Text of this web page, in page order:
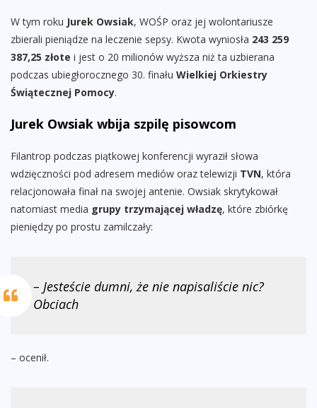
W tym roku Jurek Owsiak, WOŚP oraz jej wolontariusze
zbierali pieniądze na leczenie sepsy. Kwota wyniosła 243 259
387,25 złote i jest o 20 milionów wyższa niż ta uzbierana
podczas ubiegłorocznego 30. finału Wielkiej Orkiestry
Świątecznej Pomocy.
Jurek Owsiak wbija szpilę pisowcom
Filantrop podczas piątkowej konferencji wyraził słowa
wdzięczności pod adresem mediów oraz telewizji TVN, która
relacjonowała finał na swojej antenie. Owsiak skrytykował
natomiast media grupy trzymającej władzę, które zbiórkę
pieniędzy po prostu zamilczały:
– Jesteście dumni, że nie napisaliście nic?
Obciach
– ocenił.